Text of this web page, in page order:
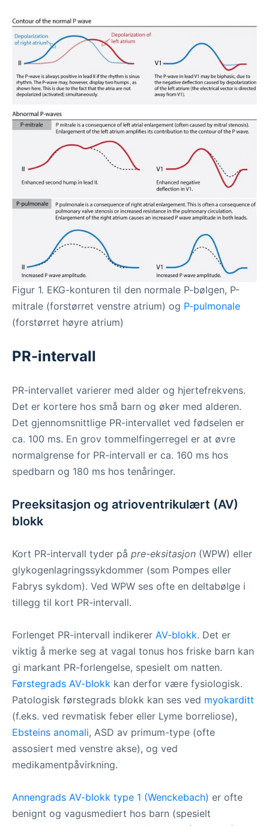
Figur 1. EKG-konturen til den normale P-bølgen, P-
mitrale (forstørret venstre atrium) og P-pulmonale
(forstørret høyre atrium)
PR-intervall
PR-intervallet varierer med alder og hjertefrekvens.
Det er kortere hos små barn og øker med alderen.
Det gjennomsnittlige PR-intervallet ved fødselen er
ca. 100 ms. En grov tommelfingerregel er at øvre
normalgrense for PR-intervall er ca. 160 ms hos
spedbarn og 180 ms hos tenåringer.
Preeksitasjon og atrioventrikulært (AV)
blokk
Kort PR-intervall tyder på pre-eksitasjon (WPW) eller
glykogenlagringssykdommer (som Pompes eller
Fabrys sykdom). Ved WPW ses ofte en deltabølge i
tillegg til kort PR-intervall.
Forlenget PR-intervall indikerer AV-blokk. Det er
viktig å merke seg at vagal tonus hos friske barn kan
gi markant PR-forlengelse, spesielt om natten.
Førstegrads AV-blokk kan derfor være fysiologisk.
Patologisk førstegrads blokk kan ses ved myokarditt
(f.eks. ved revmatisk feber eller Lyme borreliose),
Ebsteins anomali, ASD av primum-type (ofte
assosiert med venstre akse), og ved
medikamentpåvirkning.
Annengrads AV-blokk type 1 (Wenckebach) er ofte
benignt og vagusmediert hos barn (spesielt